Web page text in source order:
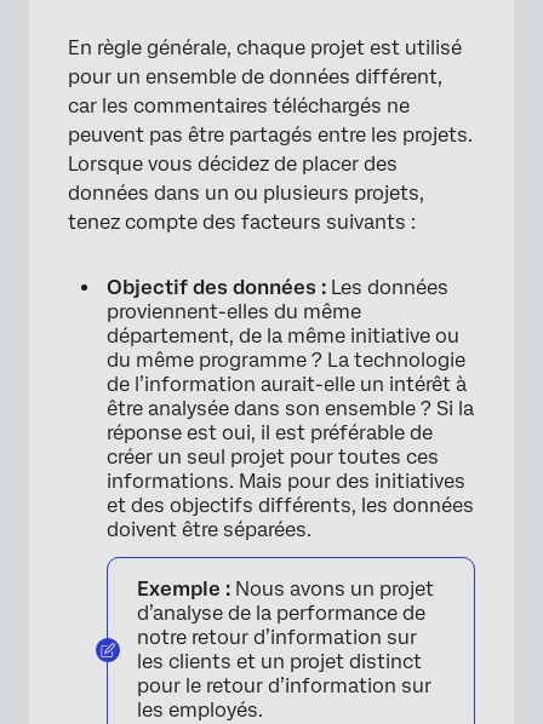
En règle générale, chaque projet est utilisé
pour un ensemble de données différent,
car les commentaires téléchargés ne
peuvent pas être partagés entre les projets.
Lorsque vous décidez de placer des
données dans un ou plusieurs projets,
tenez compte des facteurs suivants :
Objectif des données : Les données
proviennent-elles du même
département, de la même initiative ou
du même programme ? La technologie
de l’information aurait-elle un intérêt à
être analysée dans son ensemble ? Si la
réponse est oui, il est préférable de
créer un seul projet pour toutes ces
informations. Mais pour des initiatives
et des objectifs différents, les données
doivent être séparées.
Exemple : Nous avons un projet
d’analyse de la performance de
notre retour d’information sur
les clients et un projet distinct
pour le retour d’information sur
les employés.